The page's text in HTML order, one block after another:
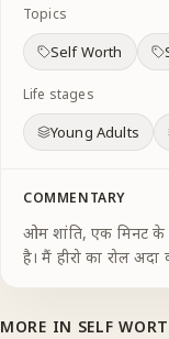
Topics
Self Worth
Life stages
Young Adults
COMMENTARY
ओम शांति, एक मिनट के
है। मैं हीरो का रोल
MORE IN SELF